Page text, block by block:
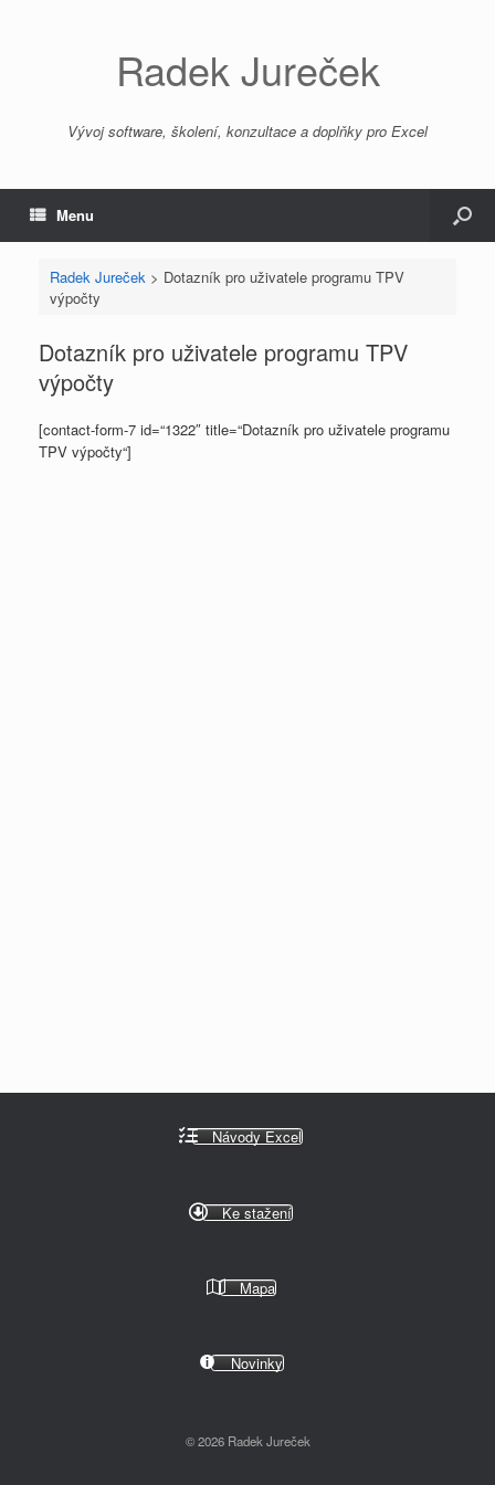
Radek Jureček
Vývoj software, školení, konzultace a doplňky pro Excel
Menu
Radek Jureček > Dotazník pro uživatele programu TPV
výpočty
Dotazník pro uživatele programu TPV
výpočty
[contact-form-7 id=“1322″ title=“Dotazník pro uživatele programu
TPV výpočty“]
Návody Excel
Ke stažení
Mapa
Novinky
© 2026 Radek Jureček